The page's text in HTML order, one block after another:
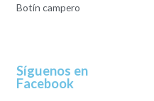
Botín campero
Síguenos en
Facebook